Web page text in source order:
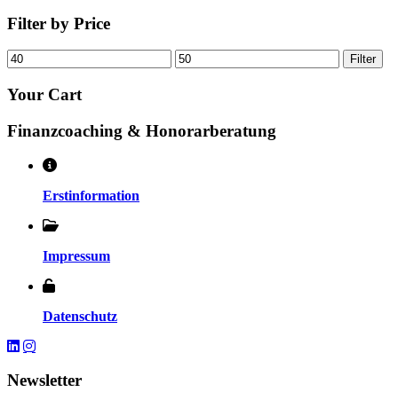
Filter by Price
Min.
Preis
Max.
Preis
Filter
Your Cart
Finanzcoaching & Honorarberatung
Erstinformation
Impressum
Datenschutz
Newsletter